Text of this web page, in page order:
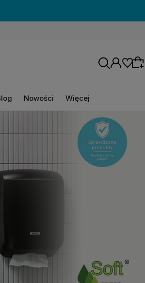
coś dla siebie z naszej aktualnej
zaloguj się, aby przywrócić dodane
do listy z poprzedniej sesji.
Nowości Więcej